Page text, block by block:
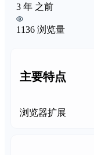
3 年 之前
1136 浏览量
主要特点
浏览器扩展